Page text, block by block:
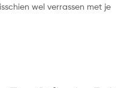
wel verrassen met je